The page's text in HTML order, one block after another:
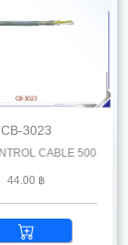
CB-3023
500 M. /Reel
44.00 ฿